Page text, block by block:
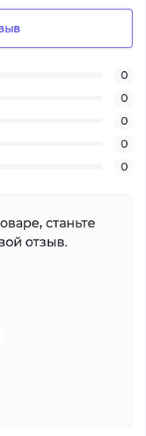
0
0
0
0
0
станьте
отзыв.